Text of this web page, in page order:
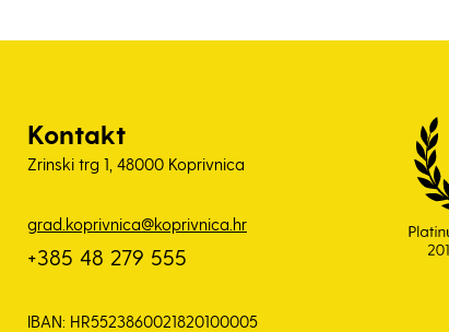
Kontakt
Zrinski trg 1, 48000 Koprivnica
grad.koprivnica@koprivnica.hr
+385 48 279 555
IBAN: HR5523860021820100005